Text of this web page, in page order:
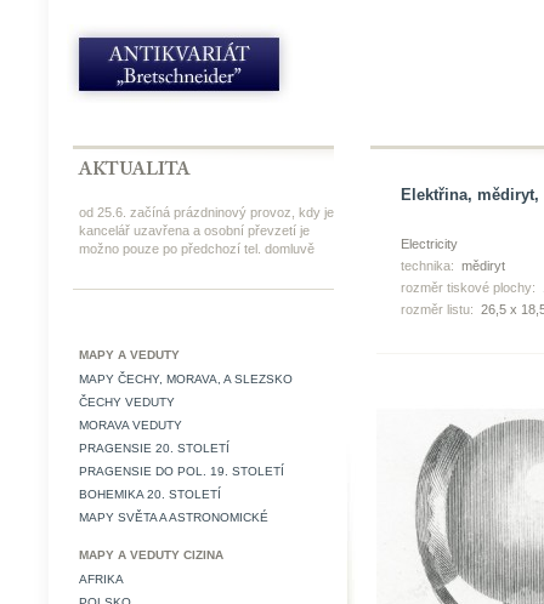
od 25.6. začíná prázdninový provoz, kdy je
kancelář uzavřena a osobní převzetí je
možno pouze po předchozí tel. domluvě
MAPY A VEDUTY
MAPY ČECHY, MORAVA, A SLEZSKO
ČECHY VEDUTY
MORAVA VEDUTY
PRAGENSIE 20. STOLETÍ
PRAGENSIE DO POL. 19. STOLETÍ
BOHEMIKA 20. STOLETÍ
MAPY SVĚTA A ASTRONOMICKÉ
MAPY A VEDUTY CIZINA
AFRIKA
Elektřina, mědiryt,
Electricity
technika: mědiryt
rozměr tiskové plochy:
rozměr listu: 26,5 x